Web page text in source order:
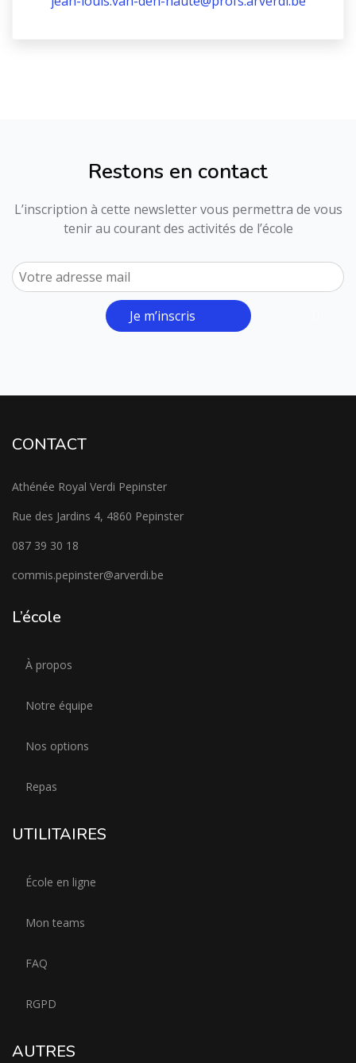
Restons en contact
L’inscription à cette newsletter vous permettra de vous
tenir au courant des activités de l’école
Je m’inscris
CONTACT
Athénée Royal Verdi Pepinster
Rue des Jardins 4, 4860 Pepinster
087 39 30 18
commis.pepinster@arverdi.be
L’école
À propos
Notre équipe
Nos options
Repas
UTILITAIRES
École en ligne
Mon teams
FAQ
RGPD
AUTRES